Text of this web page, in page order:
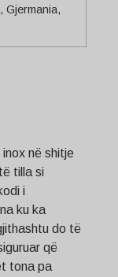
Gjermania,
në shitje
tilla si
i
ku ka
do të
që
tona pa